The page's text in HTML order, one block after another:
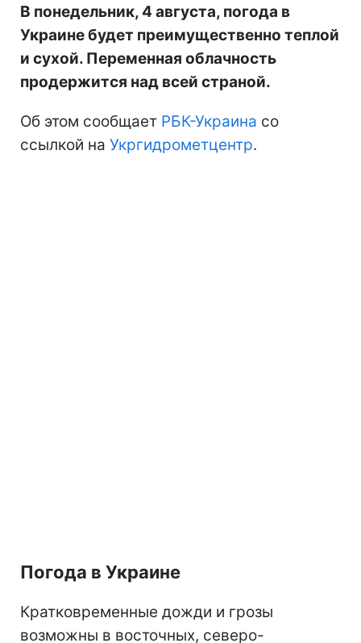
В понедельник, 4 августа, погода в
Украине будет преимущественно теплой
и сухой. Переменная облачность
продержится над всей страной.
Об этом сообщает РБК-Украина со
ссылкой на Укргидрометцентр.
Погода в Украине
Кратковременные дожди и грозы
возможны в восточных, северо-